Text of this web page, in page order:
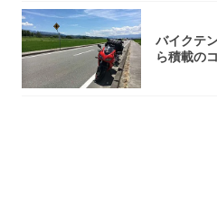
バイクテ
ら積載の